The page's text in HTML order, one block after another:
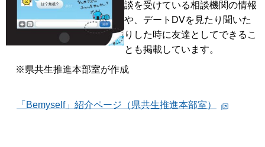
談を受けている相談機関の情報
や、デートDVを見たり聞いた
りした時に友達としてできるこ
とも掲載しています。
※県共生推進本部室が作成
「Bemyself」紹介ページ（県共生推進本部室）